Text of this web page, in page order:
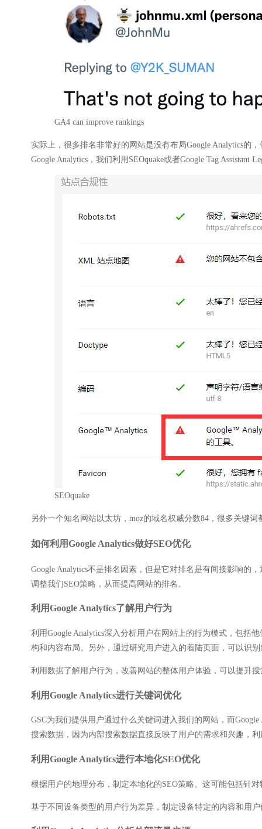
GA4 can improve rankings
实际上，很多排名非常好的网站是没有布局Google Analytics的
Google Analytics，我们利用SEOquake或者Google Tag Assistant
SEOquake
另外一个知名网站以太坊，moz的域名权威分数84，很多关键
如何利用Google Analytics做好SEO优化
Google Analytics不是排名因素，但是它对排名是有间接影响的
调整我们SEO策略，从而提高网站的排名。
利用Google Analytics了解用户行为
利用Google Analytics深入分析用户在网站上的行为模式，包括
构和内容布局。另外，通过研究用户进入的着陆页面，可以识
利用数据了解用户行为，改善网站的整体用户体验，可以提升
利用Google Analytics进行关键词优化
GSC为我们提供用户通过什么关键词进入我们的网站，而
搜索数据，因为内部搜索数据直接反映了用户的需求和兴趣，
利用Google Analytics进行本地化SEO优化
根据用户的地理分布，制定本地化的SEO策略。这可能包括针
基于不同设备类型的用户行为差异，制定设备特定的内容和用